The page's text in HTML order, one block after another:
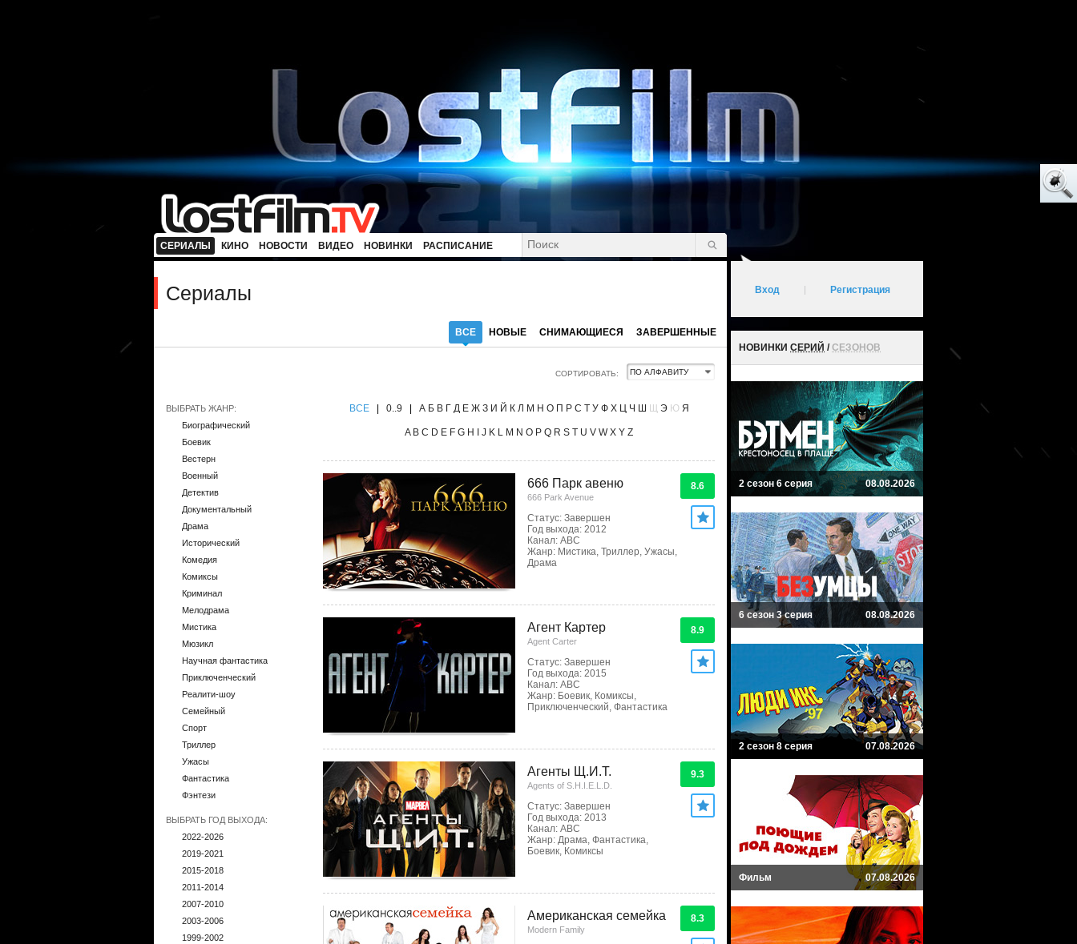
СЕРИАЛЫ КИНО НОВОСТИ ВИДЕО НОВИНКИ РАСПИСАНИЕ
Сериалы
ВСЕ НОВЫЕ СНИМАЮЩИЕСЯ ЗАВЕРШЕННЫЕ
СОРТИРОВАТЬ:
ВЫБРАТЬ ЖАНР:
Биографический
Боевик
Вестерн
Военный
Детектив
Документальный
Драма
Исторический
Комедия
Комиксы
Криминал
Мелодрама
Мистика
Мюзикл
Научная фантастика
Приключенческий
Реалити-шоу
Семейный
Спорт
Триллер
Ужасы
Фантастика
Фэнтези
ВЫБРАТЬ ГОД ВЫХОДА:
2022-2026
2019-2021
2015-2018
2011-2014
2007-2010
2003-2006
1999-2002
ВCE 0..9 А Б В Г Д Е Ж З И Й К Л М Н О П Р С Т У Ф Х Ц Ч Ш Щ Э Ю Я
A B C D E F G H J K L M N O P Q R S T U V W X Y Z
666 Парк авеню
666 Park Avenue
Статус: Завершен
Год выхода: 2012
Канал: ABC
Жанр: Мистика, Триллер, Ужасы,
Драма
8.6
Агент Картер
Agent Carter
Статус: Завершен
Год выхода: 2015
Канал: ABC
Жанр: Боевик, Комиксы,
Приключенческий, Фантастика
8.9
Агенты Щ.И.Т.
Agents of S.H.I.E.L.D.
Статус: Завершен
Год выхода: 2013
Канал: ABC
Жанр: Драма, Фантастика,
Боевик, Комиксы
9.3
Американская семейка
Modern Family
8.3
Вход Регистрация
НОВИНКИ СЕРИЙ /СЕЗОНОВ
2 сезон 6 серия 08.08.2026
6 сезон 3 серия 08.08.2026
2 сезон 8 серия 07.08.2026
Фильм 07.08.2026